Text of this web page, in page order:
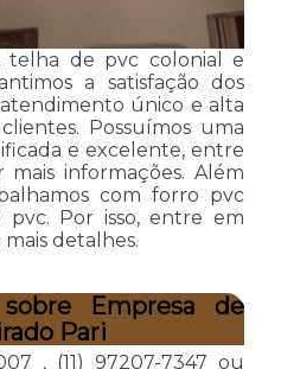
telha de pvc colonial e
a satisfação dos
único e alta
Possuímos uma
e excelente, entre
informações. Além
com forro pvc
pvc. Por isso, entre em
detalhes.
Empresa de
Pari
, (11) 97207-7347 ou